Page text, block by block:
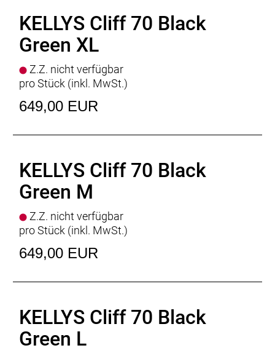
mm
Sattel
KLS CrossLine
Pedaleplastic
RahmengrössenS / M / L / XL
KELLYS Cliff 70 Black
Green XL
Z.Z. nicht verfügbar
pro Stück (inkl. MwSt.)
649,00 EUR
KELLYS Cliff 70 Black
Green M
Z.Z. nicht verfügbar
pro Stück (inkl. MwSt.)
649,00 EUR
KELLYS Cliff 70 Black
Green L